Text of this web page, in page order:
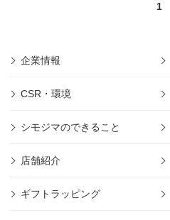
1
企業情報
CSR・環境
シモジマのできること
店舗紹介
ギフトラッピング